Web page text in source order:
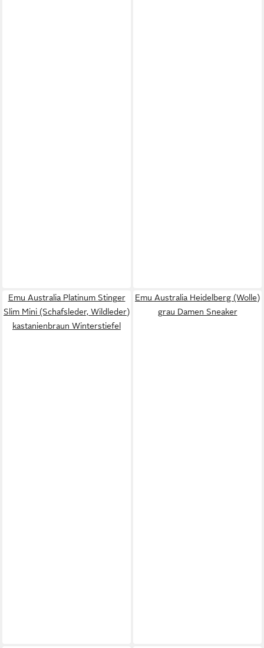
Emu Australia Platinum Stinger
Slim Mini (Schafsleder, Wildleder)
kastanienbraun Winterstiefel
Emu Australia Heidelberg (Wolle)
grau Damen Sneaker